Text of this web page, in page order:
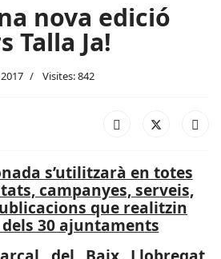
nova edició
Talla Ja!
Visites: 842
s’utilitzarà en totes
campanyes, serveis,
que realitzin
30 ajuntaments